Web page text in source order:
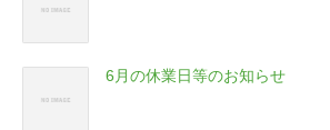
6月の休業日等のお知らせ